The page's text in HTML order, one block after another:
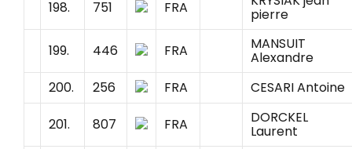
198.
751 FRA
pierre
199.
446 FRA MANSUIT
Alexandre
200.
256 FRA CESARI Antoine
201. 807 FRA DORCKEL
Laurent